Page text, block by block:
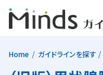
Home ガイドラインを探す